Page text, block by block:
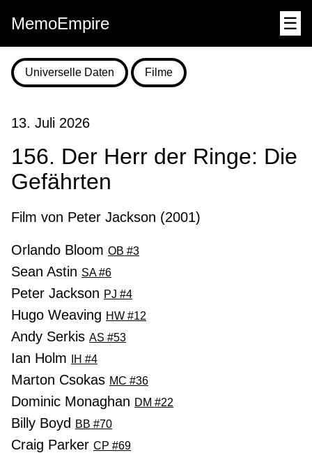
MemoEmpire ☰
Universelle Daten Filme
13. Juli 2026
156. Der Herr der Ringe: Die
Gefährten
Film von Peter Jackson (2001)
Orlando Bloom OB #3
Sean Astin SA #6
Peter Jackson PJ #4
Hugo Weaving HW #12
Andy Serkis AS #53
Ian Holm IH #4
Marton Csokas MC #36
Dominic Monaghan DM #22
Billy Boyd BB #70
Craig Parker CP #69